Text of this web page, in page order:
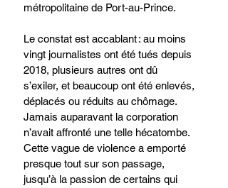
métropolitaine de Port-au-Prince.
Le constat est accablant : au moins
vingt journalistes ont été tués depuis
2018, plusieurs autres ont dû
s’exiler, et beaucoup ont été enlevés,
déplacés ou réduits au chômage.
Jamais auparavant la corporation
n’avait affronté une telle hécatombe.
Cette vague de violence a emporté
presque tout sur son passage,
jusqu’à la passion de certains qui